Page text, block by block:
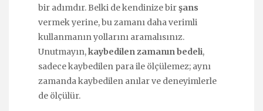
bir adımdır. Belki de kendinize birşans
vermek yerine, bu zamanı daha verimli
kullanmanın yollarını aramalısınız.
Unutmayın,kaybedilen zamanın bedeli,
sadece kaybedilen para ile ölçülemez; aynı
zamanda kaybedilen anılar ve deneyimlerle
de ölçülür.